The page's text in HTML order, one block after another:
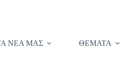
ΝΕΑ ΜΑΣ ΘΕΜΑΤΑ